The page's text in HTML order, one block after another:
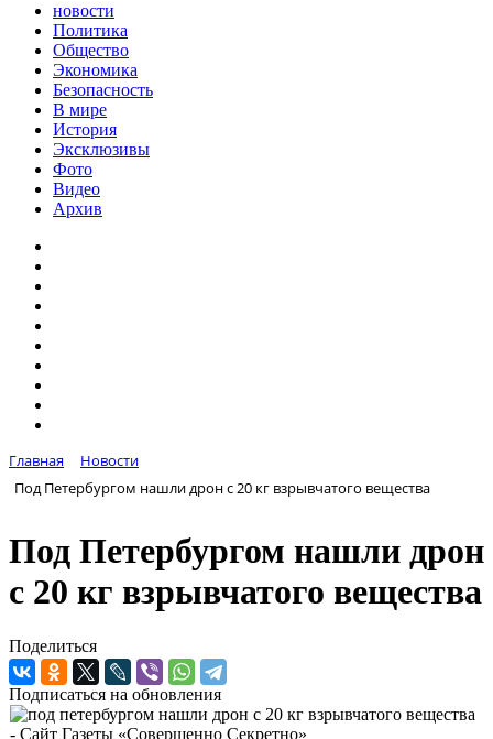
новости
Политика
Общество
Экономика
Безопасность
В мире
История
Эксклюзивы
Фото
Видео
Архив
Главная
Новости
Под Петербургом нашли дрон с 20 кг взрывчатого вещества
Под Петербургом нашли дрон
с 20 кг взрывчатого вещества
Поделиться
Подписаться на обновления